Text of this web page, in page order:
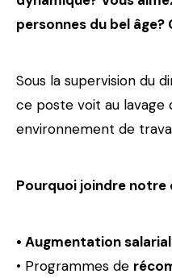
personnes du bel
Sous la supervision du
ce poste voit au lavage
environnement de
Pourquoi joindre notre
• Augmentation
• Programmes de